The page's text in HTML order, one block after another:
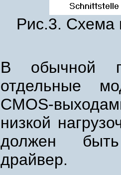
Рис.3. Схема
В обычной
отдельные
CMOS-
низкой
должен
драйвер.